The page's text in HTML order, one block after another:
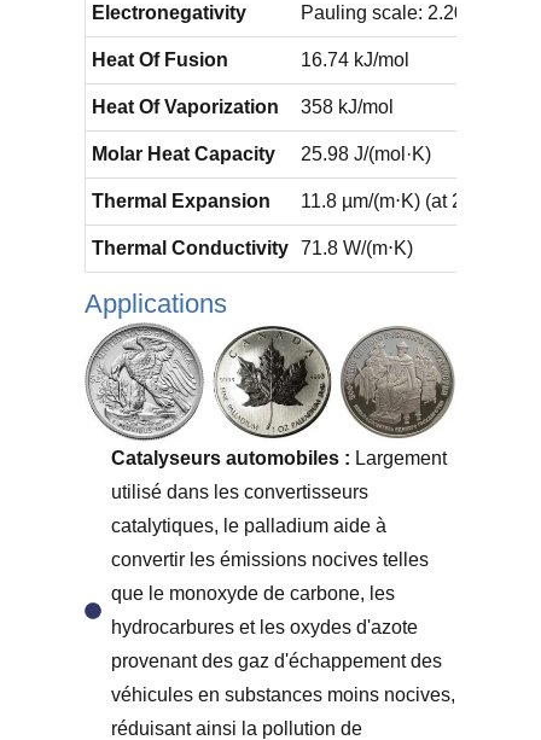
Electronegativity Pauling scale: 2.20
Heat Of Fusion 16.74 kJ/mol
Heat Of Vaporization 358 kJ/mol
Molar Heat Capacity 25.98 J/(mol·K)
Thermal Expansion 11.8 µm/(m⋅K) (at 25 °C)
Thermal Conductivity 71.8 W/(m⋅K)
Applications
Catalyseurs automobiles : Largement
utilisé dans les convertisseurs
catalytiques, le palladium aide à
convertir les émissions nocives telles
que le monoxyde de carbone, les
hydrocarbures et les oxydes d'azote
provenant des gaz d'échappement des
véhicules en substances moins nocives,
réduisant ainsi la pollution de